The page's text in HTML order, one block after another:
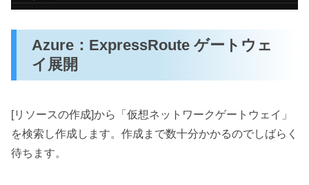
Azure：ExpressRoute ゲートウェ
イ展開
[リソースの作成]から「仮想ネットワークゲートウェイ」
を検索し作成します。作成まで数十分かかるのでしばらく
待ちます。